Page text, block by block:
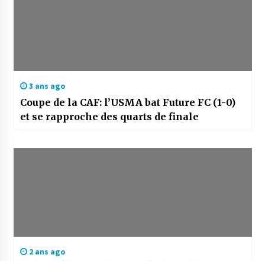
3 ans ago
Coupe de la CAF: l’USMA bat Future FC (1-0)
et se rapproche des quarts de finale
2 ans ago